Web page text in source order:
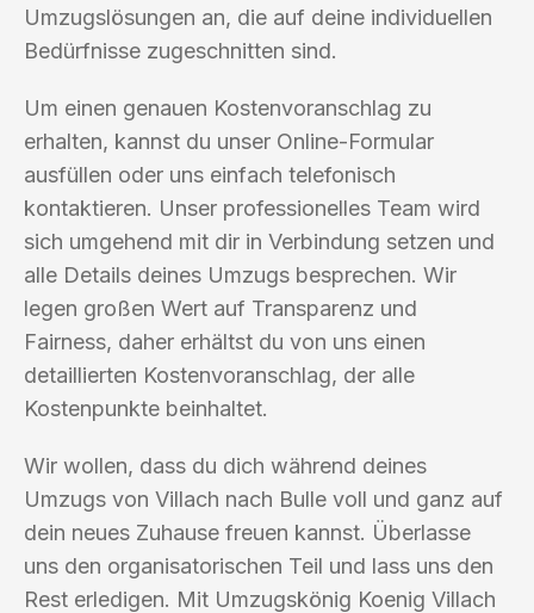
Umzugslösungen an, die auf deine individuellen
Bedürfnisse zugeschnitten sind.
Um einen genauen Kostenvoranschlag zu
erhalten, kannst du unser Online-Formular
ausfüllen oder uns einfach telefonisch
kontaktieren. Unser professionelles Team wird
sich umgehend mit dir in Verbindung setzen und
alle Details deines Umzugs besprechen. Wir
legen großen Wert auf Transparenz und
Fairness, daher erhältst du von uns einen
detaillierten Kostenvoranschlag, der alle
Kostenpunkte beinhaltet.
Wir wollen, dass du dich während deines
Umzugs von Villach nach Bulle voll und ganz auf
dein neues Zuhause freuen kannst. Überlasse
uns den organisatorischen Teil und lass uns den
Rest erledigen. Mit Umzugskönig Koenig Villach